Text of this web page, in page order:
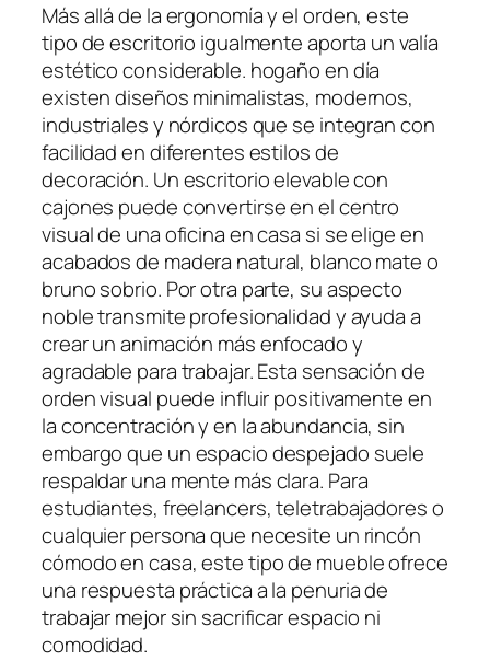
Más allá de la ergonomía y el orden, este
tipo de escritorio igualmente aporta un valía
estético considerable. hogaño en día
existen diseños minimalistas, modernos,
industriales y nórdicos que se integran con
facilidad en diferentes estilos de
decoración. Un escritorio elevable con
cajones puede convertirse en el centro
visual de una oficina en casa si se elige en
acabados de madera natural, blanco mate o
bruno sobrio. Por otra parte, su aspecto
noble transmite profesionalidad y ayuda a
crear un animación más enfocado y
agradable para trabajar. Esta sensación de
orden visual puede influir positivamente en
la concentración y en la abundancia, sin
embargo que un espacio despejado suele
respaldar una mente más clara. Para
estudiantes, freelancers, teletrabajadores o
cualquier persona que necesite un rincón
cómodo en casa, este tipo de mueble ofrece
una respuesta práctica a la penuria de
trabajar mejor sin sacrificar espacio ni
comodidad.